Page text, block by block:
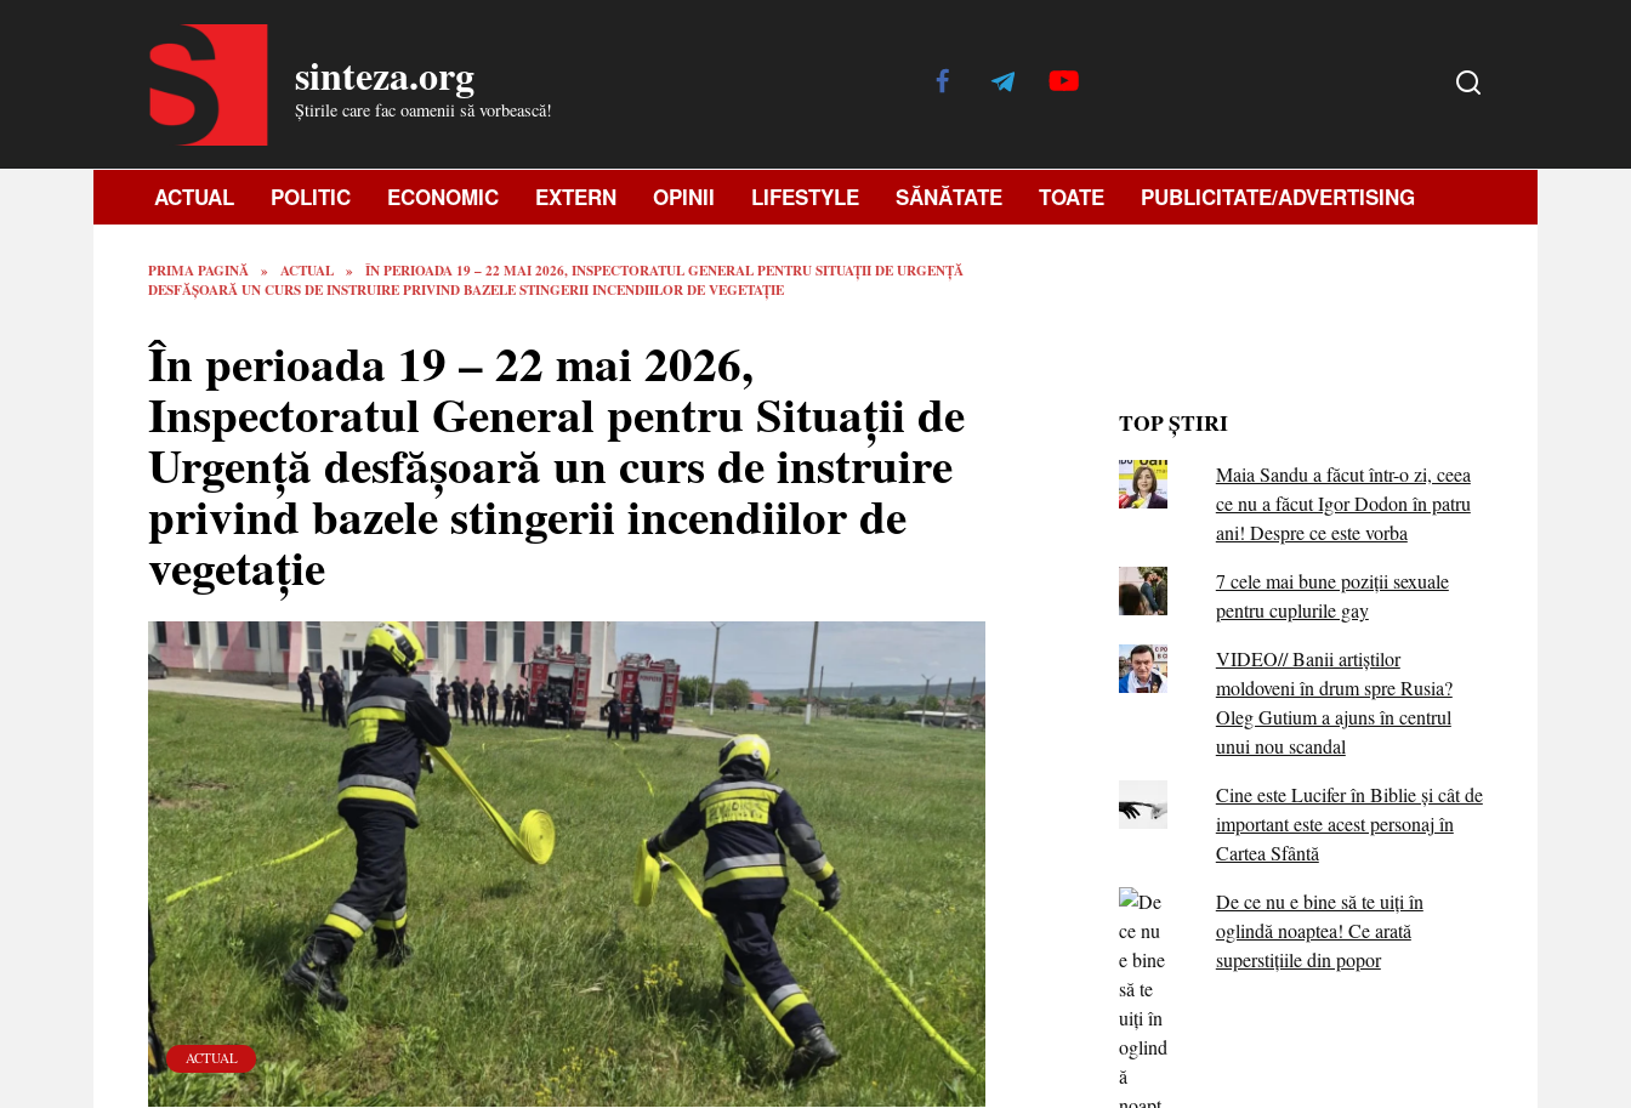
sinteza.org
Știrile care fac oamenii să vorbească!
ACTUAL POLITIC ECONOMIC EXTERN OPINII LIFESTYLE SĂNĂTATE TOATE PUBLICITATE/ADVERTISING
PRIMA PAGINĂ » ACTUAL »
ÎN PERIOADA 19 – 22 MAI 2026, INSPECTORATUL GENERAL PENTRU SITUAȚII DE URGENȚĂ
DESFĂȘOARĂ UN CURS DE INSTRUIRE PRIVIND BAZELE STINGERII INCENDIILOR DE VEGETAȚIE
În perioada 19 – 22 mai 2026,
Inspectoratul General pentru Situații de
Urgență desfășoară un curs de instruire
privind bazele stingerii incendiilor de
vegetație
ACTUAL
TOP ȘTIRI
Maia Sandu a făcut într-o zi, ceea
ce nu a făcut Igor Dodon în patru
ani! Despre ce este vorba
7 cele mai bune poziții sexuale
pentru cuplurile gay
VIDEO// Banii artiștilor
moldoveni în drum spre Rusia?
Oleg Gutium a ajuns în centrul
unui nou scandal
Cine este Lucifer în Biblie și cât de
important este acest personaj în
Cartea Sfântă
De ce nu e bine să te uiți în
oglindă noaptea! Ce arată
superstițiile din popor